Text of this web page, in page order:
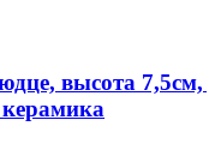
высота 7,5см,